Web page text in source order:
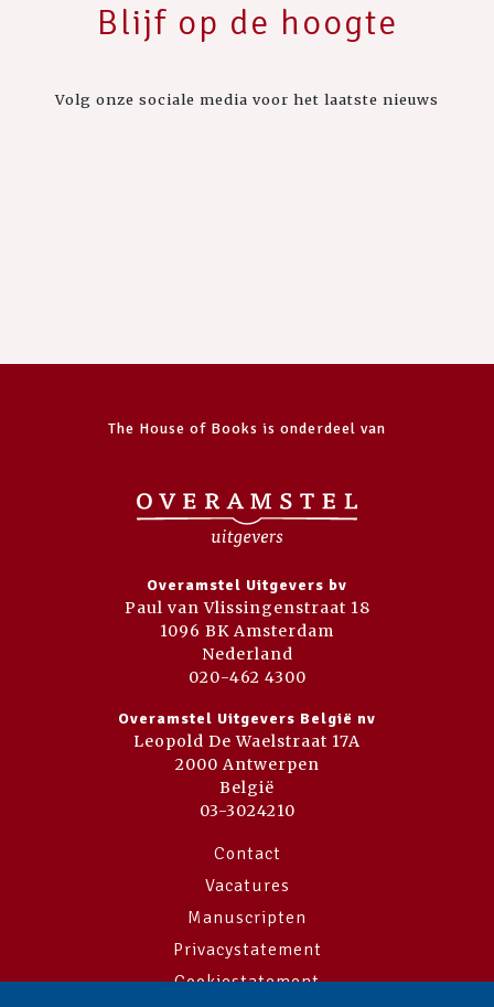
Blijf op de hoogte
Volg onze sociale media voor het laatste nieuws
The House of Books is onderdeel van
Overamstel Uitgevers bv
Paul van Vlissingenstraat 18
1096 BK Amsterdam
Nederland
020-462 4300
Overamstel Uitgevers België nv
Leopold De Waelstraat 17A
2000 Antwerpen
België
03-3024210
Contact
Vacatures
Manuscripten
Privacystatement
Cookiestatement